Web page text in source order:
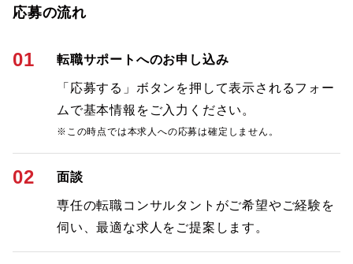
応募の流れ
01 転職サポートへのお申し込み
「応募する」ボタンを押して表示されるフォー
ムで基本情報をご入力ください。
※この時点では本求人への応募は確定しません。
02 面談
専任の転職コンサルタントがご希望やご経験を
伺い、最適な求人をご提案します。